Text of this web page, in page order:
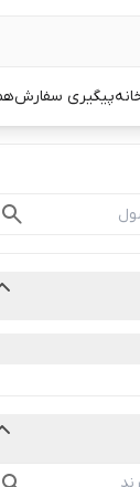
پیگیری سفارش